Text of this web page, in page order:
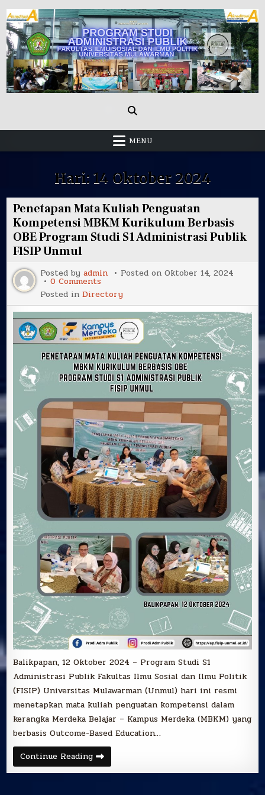
Skip
to
content
Administrasi Publik Fisip Unmul
MENU
Hari: 14 Oktober 2024
Penetapan Mata Kuliah Penguatan
Kompetensi MBKM Kurikulum Berbasis
OBE Program Studi S1 Administrasi Publik
FISIP Unmul
Posted byadmin Posted onOktober 14, 2024
0 Comments
Penetapan
Mata
Kuliah
Penguatan
Kompetensi
MBKM
Kurikulum
Berbasis
OBE
Program
Studi
S1
Administrasi
Publik
FISIP
Unmul
Posted inDirectory
Balikpapan, 12 Oktober 2024 – Program Studi S1
Administrasi Publik Fakultas Ilmu Sosial dan Ilmu Politik
(FISIP) Universitas Mulawarman (Unmul) hari ini resmi
menetapkan mata kuliah penguatan kompetensi dalam
kerangka Merdeka Belajar – Kampus Merdeka (MBKM) yang
berbasis Outcome-Based Education…
Continue ReadingPenetapan
Mata
Kuliah